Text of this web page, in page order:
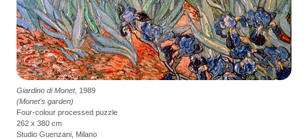
Giardino di Monet, 1989
(Monet's garden)
Four-colour processed puzzle
262 x 380 cm
Studio Guenzani, Milano